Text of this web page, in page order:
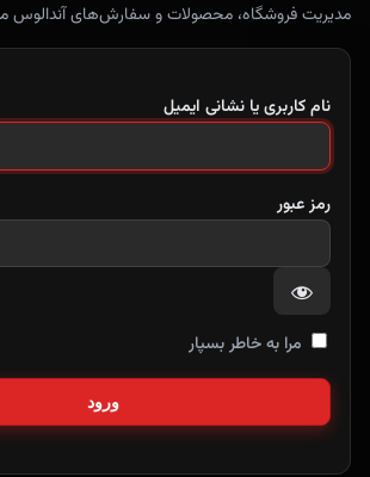
مدیریت فروشگاه، محصولات و سفارش‌های آندالوس
نام کاربری یا نشانی ایمیل
رمز عبور
مرا به خاطر بسپار